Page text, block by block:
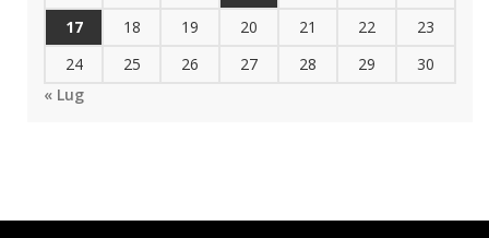
17
18 19 20 21 22
23
24
25 26 27 28 29
30
« Lug